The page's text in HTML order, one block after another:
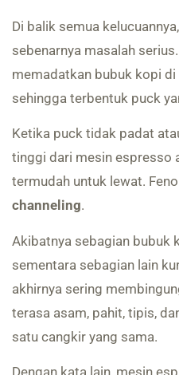
Di balik semua
sebenarnya masalah
memadatkan bubuk kopi
sehingga terbentuk puck
Ketika puck tidak padat
tinggi dari mesin espresso
termudah untuk lewat.
channeling.
Akibatnya sebagian bubuk
sementara sebagian lain
akhirnya sering
terasa asam, pahit, tipis,
satu cangkir yang sama.